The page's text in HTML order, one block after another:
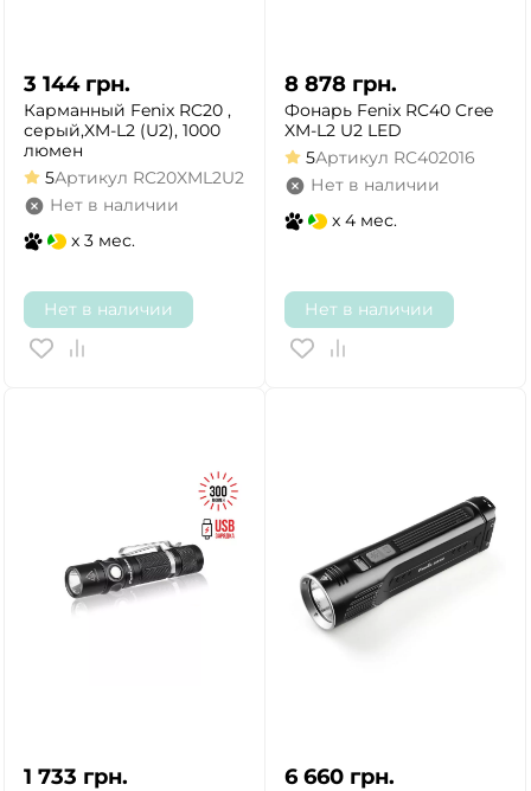
3 144 грн.
Карманный Fenix RC20 ,
серый,XM-L2 (U2), 1000
люмен
5Артикул RC20XML2U2
Нет в наличии
x 3 мес.
Нет в наличии
8 878 грн.
Фонарь Fenix RC40 Cree
XM-L2 U2 LED
5Артикул RC402016
Нет в наличии
x 4 мес.
Нет в наличии
1 733 грн. 6 660 грн.